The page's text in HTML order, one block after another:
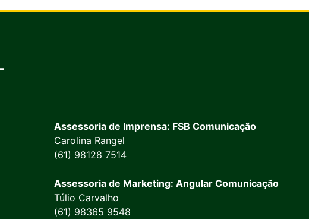
Assessoria de Imprensa: FSB Comunicação
Carolina Rangel
(61) 98128 7514
Assessoria de Marketing: Angular Comunicação
Túlio Carvalho
(61) 98365 9548